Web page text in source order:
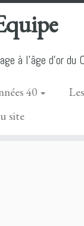
à l'âge d'or du
40
site